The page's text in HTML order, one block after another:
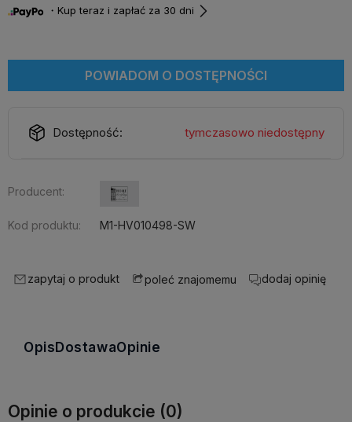
・Kup teraz i zapłać za 30 dni
POWIADOM O DOSTĘPNOŚCI
Dostępność: tymczasowo niedostępny
Producent:
Kod produktu: M1-HV010498-SW
zapytaj o produkt poleć znajomemu dodaj opinię
Opis DostawaOpinie
Opinie o produkcie (0)